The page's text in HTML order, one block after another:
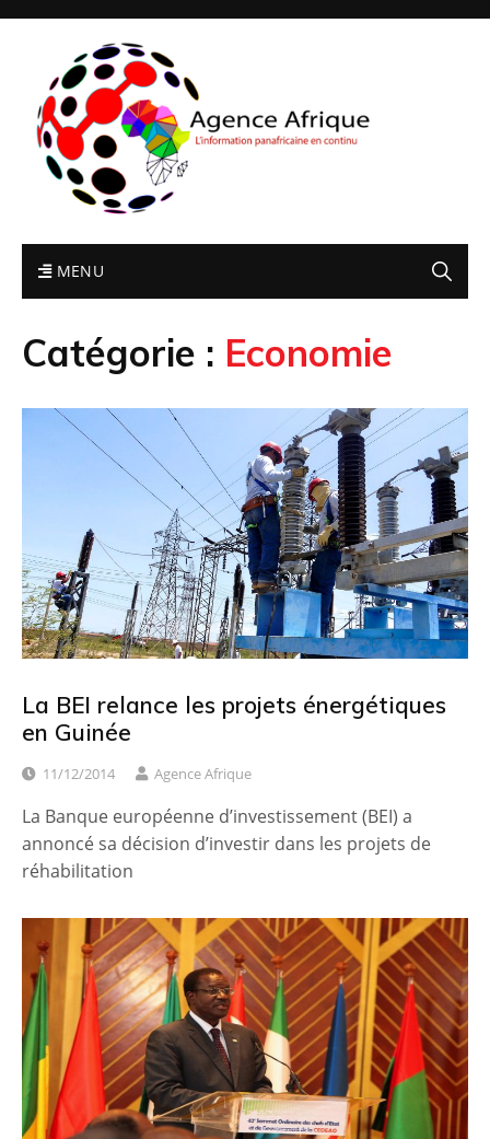
MENU
Catégorie : Economie
La BEI relance les projets énergétiques
en Guinée
11/12/2014 Agence Afrique
La Banque européenne d’investissement (BEI) a
annoncé sa décision d’investir dans les projets de
réhabilitation